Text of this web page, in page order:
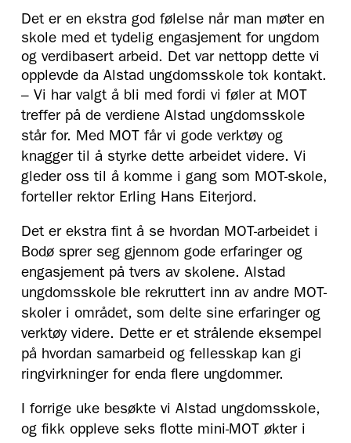
Det er en ekstra god følelse når man møter en
skole med et tydelig engasjement for ungdom
og verdibasert arbeid. Det var nettopp dette vi
opplevde da Alstad ungdomsskole tok kontakt.
– Vi har valgt å bli med fordi vi føler at MOT
treffer på de verdiene Alstad ungdomsskole
står for. Med MOT får vi gode verktøy og
knagger til å styrke dette arbeidet videre. Vi
gleder oss til å komme i gang som MOT-skole,
forteller rektor Erling Hans Eiterjord.
Det er ekstra fint å se hvordan MOT-arbeidet i
Bodø sprer seg gjennom gode erfaringer og
engasjement på tvers av skolene. Alstad
ungdomsskole ble rekruttert inn av andre MOT-
skoler i området, som delte sine erfaringer og
verktøy videre. Dette er et strålende eksempel
på hvordan samarbeid og fellesskap kan gi
ringvirkninger for enda flere ungdommer.
I forrige uke besøkte vi Alstad ungdomsskole,
og fikk oppleve seks flotte mini-MOT økter i